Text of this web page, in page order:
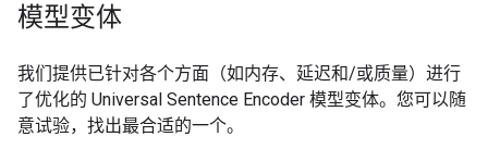
模型变体
我们提供已针对各个方面（如内存、延迟和/或质量）进行
了优化的 Universal Sentence Encoder 模型变体。您可以随
意试验，找出最合适的一个。